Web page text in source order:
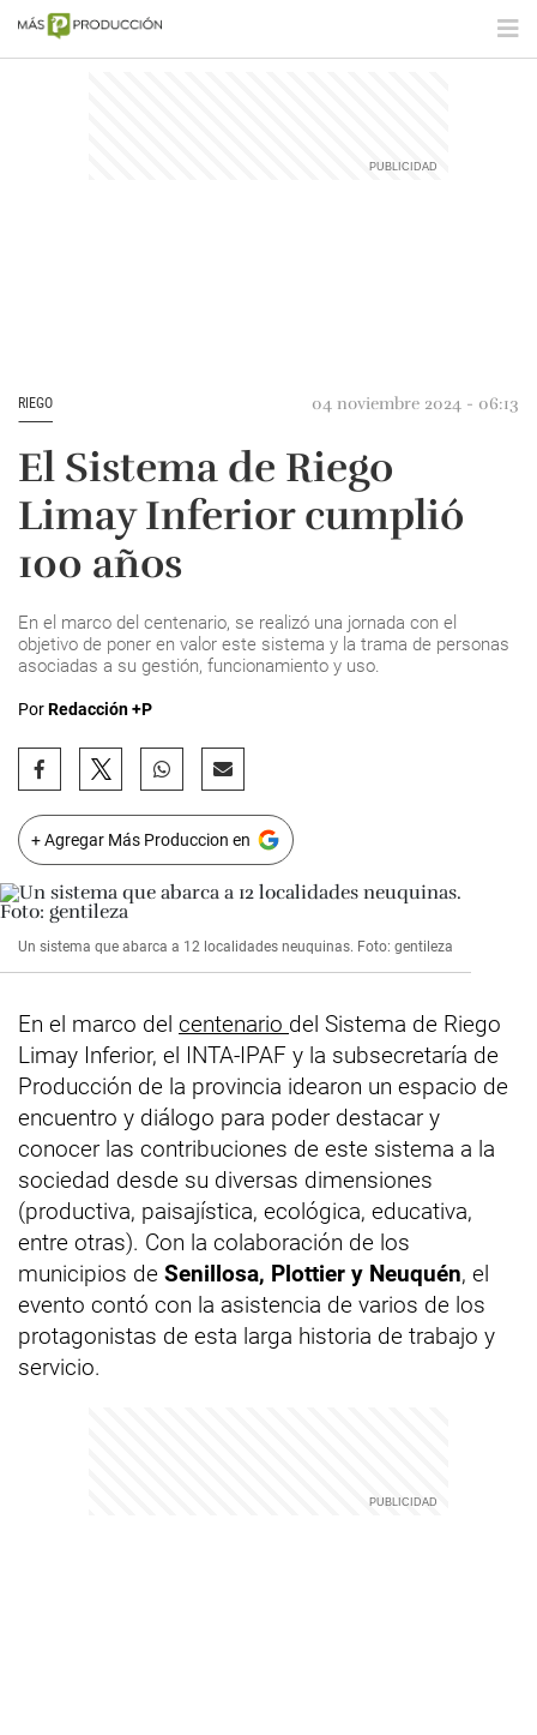
RIEGO 04 noviembre 2024 - 06:13
El Sistema de Riego
Limay Inferior cumplió
100 años
En el marco del centenario, se realizó una jornada con el
objetivo de poner en valor este sistema y la trama de personas
asociadas a su gestión, funcionamiento y uso.
PorRedacción +P
+ Agregar Más Produccion en
Un sistema que abarca a 12 localidades neuquinas. Foto: gentileza
En el marco del centenario del Sistema de Riego
Limay Inferior, el INTA-IPAF y la subsecretaría de
Producción de la provincia idearon un espacio de
encuentro y diálogo para poder destacar y
conocer las contribuciones de este sistema a la
sociedad desde su diversas dimensiones
(productiva, paisajística, ecológica, educativa,
entre otras). Con la colaboración de los
municipios de Senillosa, Plottier y Neuquén, el
evento contó con la asistencia de varios de los
protagonistas de esta larga historia de trabajo y
servicio.